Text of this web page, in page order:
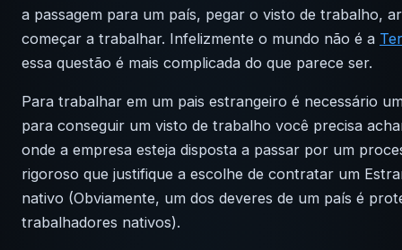
a passagem para um país, pegar o visto de trabalho,
começar a trabalhar. Infelizmente o mundo não é a
essa questão é mais complicada do que parece ser.
Para trabalhar em um pais estrangeiro é necessário
para conseguir um visto de trabalho você precisa
onde a empresa esteja disposta a passar por um
rigoroso que justifique a escolhe de contratar um
nativo (Obviamente, um dos deveres de um país é
trabalhadores nativos).